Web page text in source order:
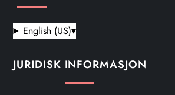
English (US)▾
JURIDISK INFORMASJON